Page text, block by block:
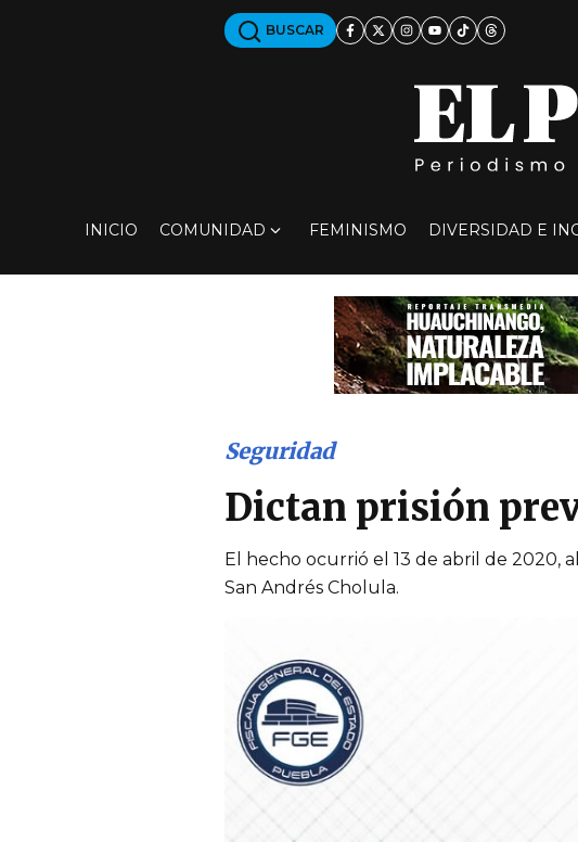
BUSCAR
INICIO COMUNIDAD FEMINISMO DIVERSIDAD E
Seguridad
Dictan prisión
El hecho ocurrió el 13 de abril de 2020,
San Andrés Cholula.